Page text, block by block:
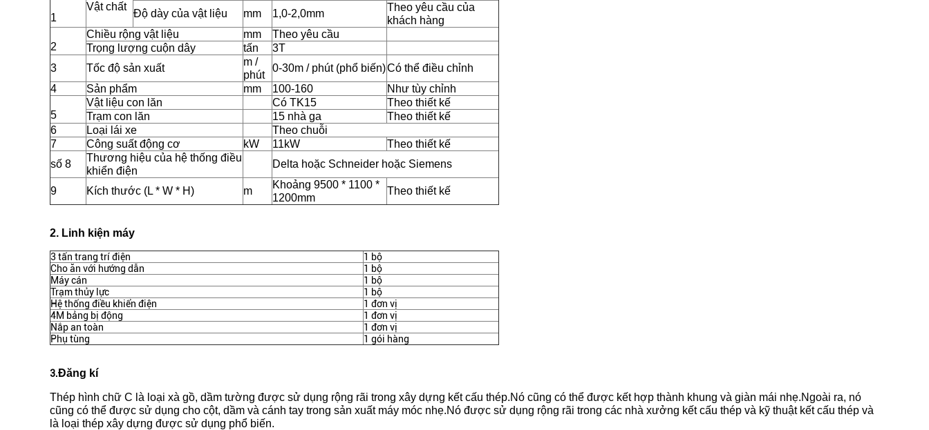
1
Vật chất
Độ dày của vật liệu
mm 1,0-2,0mm
Theo yêu cầu của
khách hàng
2
Chiều rộng vật liệu mm
Theo yêu cầu
Trọng lượng cuộn dây
tấn
3T
3
Tốc độ sản xuất
m /
phút
0-30m / phút (phổ biến)Có thể điều chỉnh
4
Sản phẩm mm 100-160 Như tùy chỉnh
5
Vật liệu con lăn Có TK15
Theo thiết kế
Trạm con lăn
15 nhà ga
Theo thiết kế
6
Loại lái xe
Theo chuỗi
7
Công suất động cơ kW 11kW
Theo thiết kế
số 8
Thương hiệu của hệ thống điều
khiển điện
Delta hoặc Schneider hoặc Siemens
9 Kích thước (L * W * H) m
Khoảng 9500 * 1100 *
1200mm
Theo thiết kế
2. Linh kiện máy
3 tấn trang trí điện
1 bộ
Cho ăn với hướng dẫn
1 bộ
Máy cán
1 bộ
Trạm thủy lực
1 bộ
Hệ thống điều khiển điện
1 đơn vị
4M bảng bị động
1 đơn vị
Nắp an toàn
1 đơn vị
Phụ tùng
1 gói hàng
3.Đăng kí
Thép hình chữ C là loại xà gồ, dầm tường được sử dụng rộng rãi trong xây dựng kết cấu thép.Nó cũng có thể được kết hợp thành khung và giàn mái nhẹ.Ngoài ra, nó
cũng có thể được sử dụng cho cột, dầm và cánh tay trong sản xuất máy móc nhẹ.Nó được sử dụng rộng rãi trong các nhà xưởng kết cấu thép và kỹ thuật kết cấu thép và
là loại thép xây dựng được sử dụng phổ biến.